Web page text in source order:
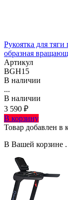
Рукоятка для
образная
Артикул
BGH15
В наличии
...
В наличии
3 590 ₽
В корзину
Товар добавлен в
В Вашей корзине .